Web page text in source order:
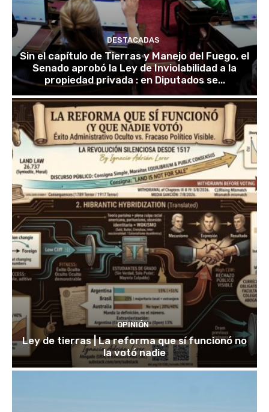
DESTACADAS
Sin el capítulo de Tierras y Manejo del Fuego, el
Senado aprobó la Ley de Inviolabilidad a la
propiedad privada : en Diputados se...
OPINIÓN
Ley de tierras | La reforma que sí funcionó no
la votó nadie